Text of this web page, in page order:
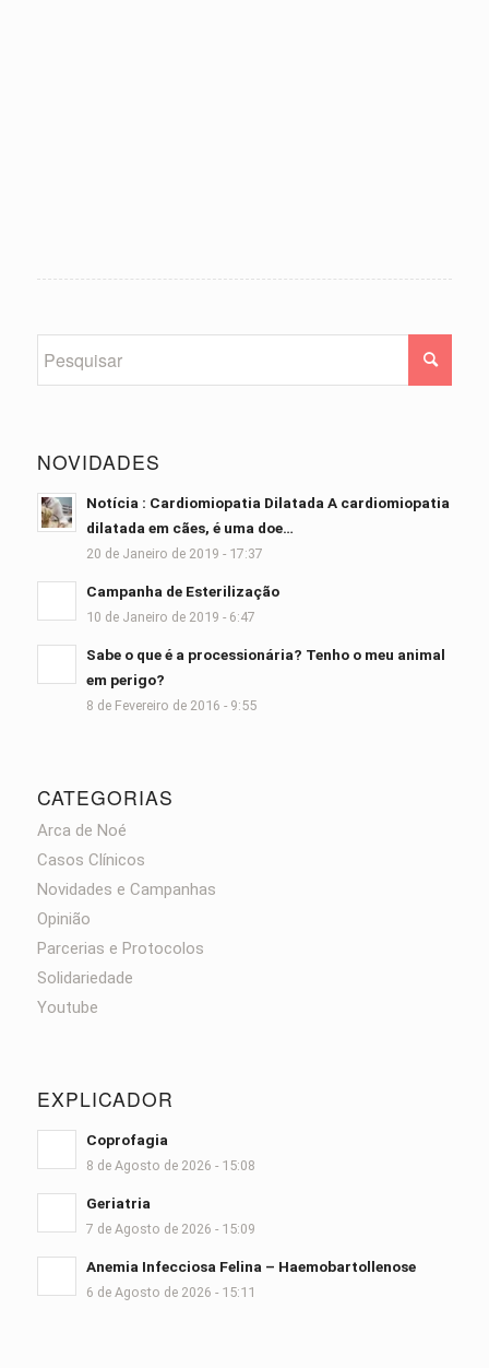
NOVIDADES
Notícia : Cardiomiopatia Dilatada A cardiomiopatia
dilatada em cães, é uma doe…
20 de Janeiro de 2019 - 17:37
Campanha de Esterilização
10 de Janeiro de 2019 - 6:47
Sabe o que é a processionária? Tenho o meu animal
em perigo?
8 de Fevereiro de 2016 - 9:55
CATEGORIAS
Arca de Noé
Casos Clínicos
Novidades e Campanhas
Opinião
Parcerias e Protocolos
Solidariedade
Youtube
EXPLICADOR
Coprofagia
8 de Agosto de 2026 - 15:08
Geriatria
7 de Agosto de 2026 - 15:09
Anemia Infecciosa Felina – Haemobartollenose
6 de Agosto de 2026 - 15:11